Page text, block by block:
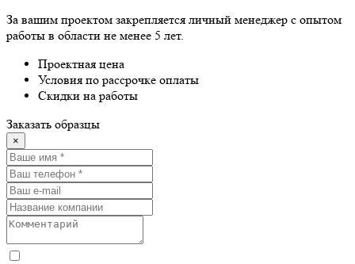
За вашим проектом закрепляется личный менеджер с опытом
работы в области не менее 5 лет.
Проектная цена
Условия по рассрочке оплаты
Скидки на работы
Заказать образцы
×